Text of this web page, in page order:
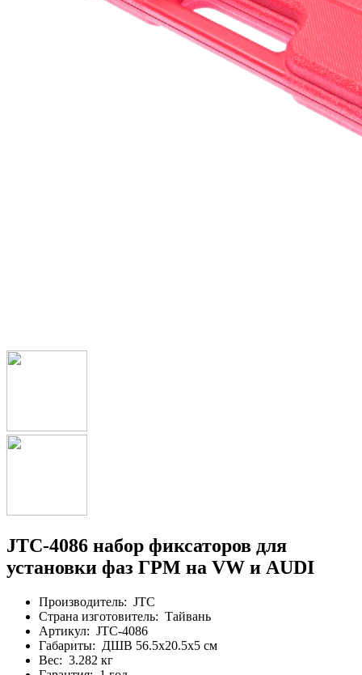
JTC-4086 набор фиксаторов для
установки фаз ГРМ на VW и AUDI
Производитель: JTC
Страна изготовитель: Тайвань
Артикул: JTC-4086
Габариты: ДШВ 56.5х20.5х5 см
Вес: 3.282 кг